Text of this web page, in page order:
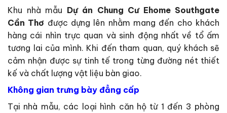
Khu nhà mẫu Dự án Chung Cư Ehome Southgate
Cần Thơ được dựng lên nhằm mang đến cho khách
hàng cái nhìn trực quan và sinh động nhất về tổ ấm
tương lai của mình. Khi đến tham quan, quý khách sẽ
cảm nhận được sự tinh tế trong từng đường nét thiết
kế và chất lượng vật liệu bàn giao.
Không gian trưng bày đẳng cấp
Tại nhà mẫu, các loại hình căn hộ từ 1 đến 3 phòng